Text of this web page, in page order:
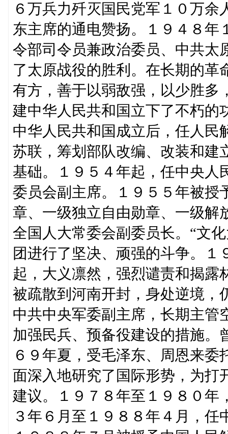
６万兵力歼灭国民党军１０万
东主席的通电赞扬。１９４８年
令部司令员兼政治委员、中共太
了太原战役的胜利。在长期的革
有方，善于以弱敌强，以少胜多
建中华人民共和国立下了不朽的
中华人民共和国成立后，任人民
苏联，筹划部队改编、改装和建
基础。１９５４年起，任中央人
委员会副主席。１９５５年被授
章、一级独立自由勋章、一级解
全国人大常委会副委员长。“文
团进行了坚决、顽强的斗争。
起，大义凛然，强烈谴责和揭露
被疏散到河南开封，身处逆境，
中共中央军委副主席，长期主管
加强民兵、预备役建设的措施。
６９年夏，受毛泽东、周恩来
面深入地研究了国际形势，为打
建议。１９７８年至１９８０年
３年６月至１９８８年４月，